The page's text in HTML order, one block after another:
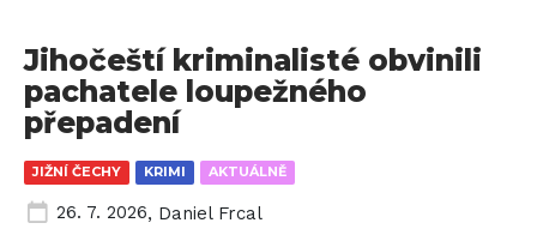
JIŽNÍ ČECHY KRIMI AKTUÁLNĚ
Jihočeští kriminalisté obvinili
pachatele loupežného
přepadení
26. 7. 2026, Daniel Frcal